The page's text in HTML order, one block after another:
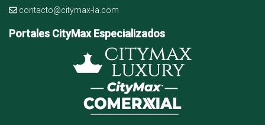
contacto@citymax-la.com
Portales CityMax Especializados